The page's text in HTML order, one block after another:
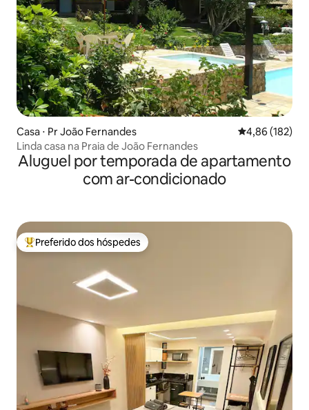
Casa ⋅ Pr João Fernandes 4,86 de uma
4,86 (182)
Linda casa na Praia de João Fernandes
Aluguel por temporada de apartamento
com ar-condicionado
Entre os melhores preferidos dos hóspedes
Preferido dos hóspedes